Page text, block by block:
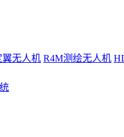
翼无人机 R4M测绘无人机